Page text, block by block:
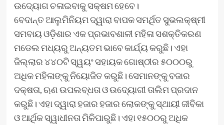
ଉଦ୍ୟୋଗ ଚଳାଇବାକୁ ସକ୍ଷମ ହେବେ।
ବେଦାନ୍ତ ଆଲୁମିନିୟମ ଦ୍ୱାରା ବାପକ ସମର୍ଥିତ ସୁଭଲକ୍ଷ୍ମୀ
ସମବାୟ ଓଡ଼ିଶାର ଏକ ପ୍ରଭାବଶାଳୀ ମହିଳା ସଶକ୍ତିକରଣ
ମଡେଲ ମଧ୍ୟରୁ ଅନ୍ୟତମ ଭାବେ କାର୍ଯ୍ୟ କରୁଛି। ଏହା
ଜିଲ୍ଲାର ୪୪୦ଟି ସ୍ୱୟଂ ସହାୟକ ଗୋଷ୍ଠୀର ୫୦୦୦ରୁ
ଅଧିକ ମହିଳାଙ୍କୁ ନିୟୋଜିତ କରୁଛି। ସେମାନଙ୍କୁ ବଜାର
ଦକ୍ଷତା, ଋଣ ଉପଲବ୍ଧତା ଓ ଉଦ୍ୟୋଗୀ ତାଲିମ ପ୍ରଦାନ
କରୁଛି। ଏହା ଦ୍ୱାରା ହଜାର ହଜାର ଲୋକଙ୍କୁ ସ୍ଥାୟୀ ଜୀବିକା
ଓ ଆର୍ଥିକ ସ୍ୱାଧୀନତା ମିଳିପାରୁଛି। ଏହା ୧୫୦୦ରୁ ଅଧିକ